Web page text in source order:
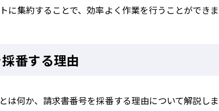
に集約することで、効率よく作業を行うことができ
番する理由
は何か、請求書番号を採番する理由について解説し